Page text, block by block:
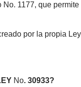
1177, que
por la propia
No. 30933?